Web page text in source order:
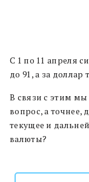
С 1 по 11 апреля
до 91, а за доллар
В связи с этим
вопрос, а точнее,
текущее и
валюты?